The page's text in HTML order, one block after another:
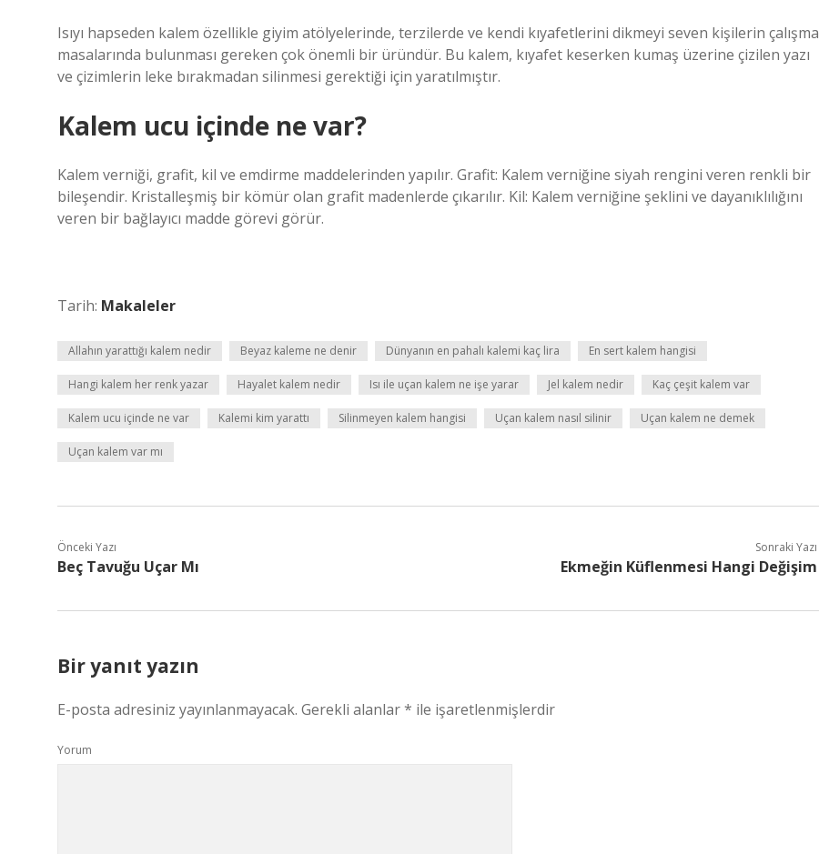
Isıyı hapseden kalem özellikle giyim atölyelerinde, terzilerde ve kendi kıyafetlerini dikmeyi seven kişilerin çalışma
masalarında bulunması gereken çok önemli bir üründür. Bu kalem, kıyafet keserken kumaş üzerine çizilen yazı
ve çizimlerin leke bırakmadan silinmesi gerektiği için yaratılmıştır.
Kalem ucu içinde ne var?
Kalem verniği, grafit, kil ve emdirme maddelerinden yapılır. Grafit: Kalem verniğine siyah rengini veren renkli bir
bileşendir. Kristalleşmiş bir kömür olan grafit madenlerde çıkarılır. Kil: Kalem verniğine şeklini ve dayanıklılığını
veren bir bağlayıcı madde görevi görür.
Tarih: Makaleler
Allahın yarattığı kalem nedir Beyaz kaleme ne denir Dünyanın en pahalı kalemi kaç lira En sert kalem hangisi
Hangi kalem her renk yazar Hayalet kalem nedir Isı ile uçan kalem ne işe yarar Jel kalem nedir Kaç çeşit kalem var
Kalem ucu içinde ne var Kalemi kim yarattı Silinmeyen kalem hangisi Uçan kalem nasıl silinir Uçan kalem ne demek
Uçan kalem var mı
Önceki Yazı
Beç Tavuğu Uçar Mı
Sonraki Yazı
Ekmeğin Küflenmesi Hangi Değişim
Bir yanıt yazın
E-posta adresiniz yayınlanmayacak. Gerekli alanlar* ile işaretlenmişlerdir
Yorum